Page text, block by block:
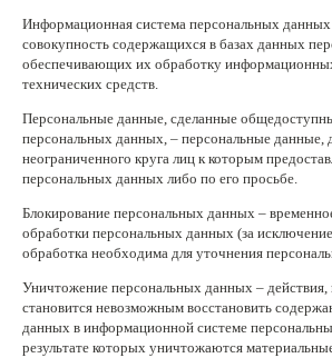
Информационная система персональных
совокупность содержащихся в базах данных
обеспечивающих их обработку
технических средств.
Персональные данные, сделанные
персональных данных, – персональные данные,
неограниченного круга лиц к которым
персональных данных либо по его просьбе.
Блокирование персональных данных –
обработки персональных данных (за
обработка необходима для уточнения
Уничтожение персональных данных – действия,
становится невозможным восстановить
данных в информационной системе
результате которых уничтожаются